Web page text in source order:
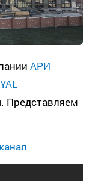
АРИ
Представляем